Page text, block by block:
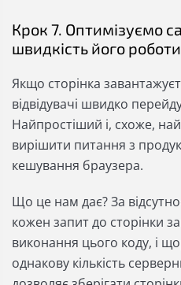
Крок 7. Оптимізуємо
швидкість його роботи
Якщо сторінка
відвідувачі швидко
Найпростіший і, схоже,
вирішити питання з
кешування браузера.
Що це нам дає? За
кожен запит до сторінки
виконання цього коду, і
однакову кількість